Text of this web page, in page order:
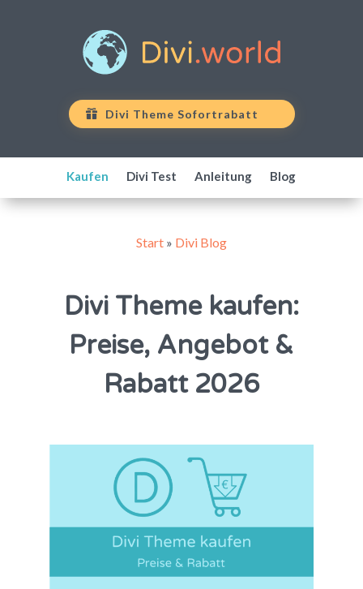
Divi Theme Sofortrabatt
Kaufen Divi Test Anleitung Blog
Start » Divi Blog
Divi Theme kaufen:
Preise, Angebot &
Rabatt 2026